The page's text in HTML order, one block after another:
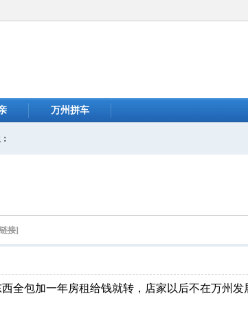
万州拼车
接]
全包加一年房租给钱就转，店家以后不在万州发